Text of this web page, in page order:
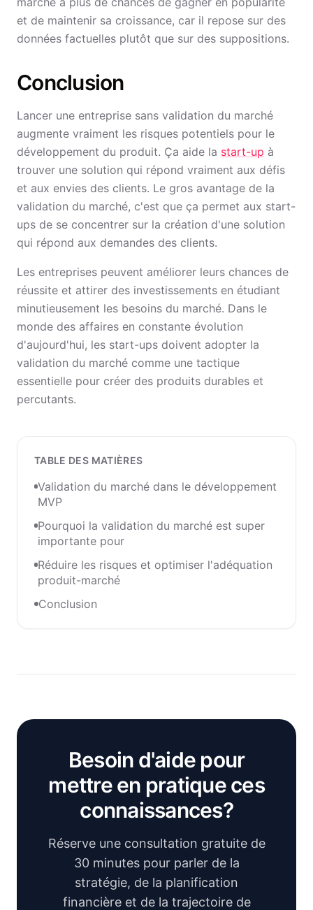
et de maintenir sa croissance, car il repose sur des
données factuelles plutôt que sur des suppositions.
Conclusion
Lancer une entreprise sans validation du marché
augmente vraiment les risques potentiels pour le
développement du produit. Ça aide la start-up à
trouver une solution qui répond vraiment aux défis
et aux envies des clients. Le gros avantage de la
validation du marché, c'est que ça permet aux start-
ups de se concentrer sur la création d'une solution
qui répond aux demandes des clients.
Les entreprises peuvent améliorer leurs chances de
réussite et attirer des investissements en étudiant
minutieusement les besoins du marché. Dans le
monde des affaires en constante évolution
d'aujourd'hui, les start-ups doivent adopter la
validation du marché comme une tactique
essentielle pour créer des produits durables et
percutants.
TABLE DES MATIÈRES
Validation du marché dans le développement
MVP
Pourquoi la validation du marché est super
importante pour
Réduire les risques et optimiser l'adéquation
produit-marché
Conclusion
Besoin d'aide pour
mettre en pratique ces
connaissances?
Réserve une consultation gratuite de
30 minutes pour parler de la
stratégie, de la planification
financière et de la trajectoire de